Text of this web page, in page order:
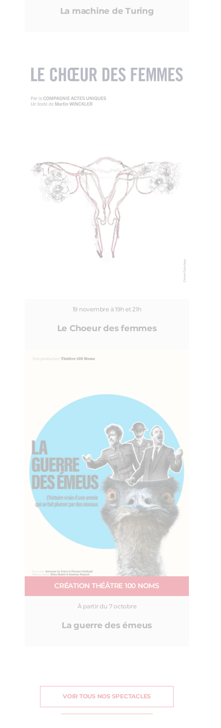
La machine de Turing
19 novembre à 19h et 21h
Le Choeur des femmes
CRÉATION THÉÂTRE 100 NOMS
À partir du 7 octobre
La guerre des émeus
VOIR TOUS NOS SPECTACLES